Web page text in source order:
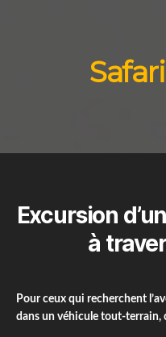
Excursion
à
Pour ceux qui recherchent
dans un véhicule tout-terrain,